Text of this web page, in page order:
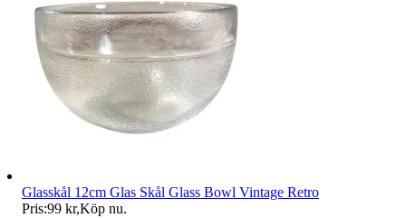
Glasskål 12cm Glas Skål Glass Bowl Vintage Retro
Pris:99 kr,Köp nu.